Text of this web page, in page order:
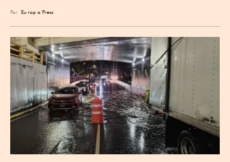
Por Eu rop a Press